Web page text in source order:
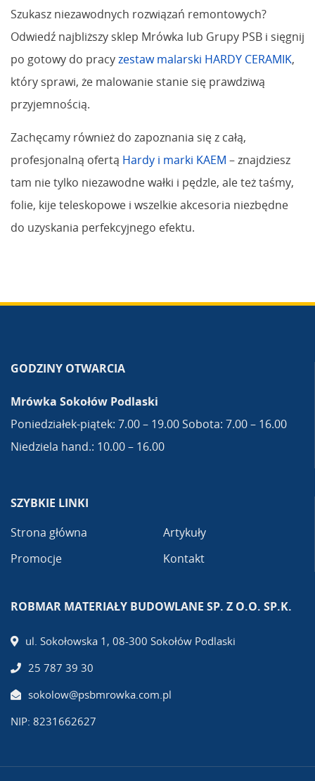
Szukasz niezawodnych rozwiązań remontowych?
Odwiedź najbliższy sklep Mrówka lub Grupy PSB i sięgnij
po gotowy do pracyzestaw malarski HARDY CERAMIK,
który sprawi, że malowanie stanie się prawdziwą
przyjemnością.
Zachęcamy również do zapoznania się z całą,
profesjonalną ofertą Hardy i marki KAEM – znajdziesz
tam nie tylko niezawodne wałki i pędzle, ale też taśmy,
folie, kije teleskopowe i wszelkie akcesoria niezbędne
do uzyskania perfekcyjnego efektu.
GODZINY OTWARCIA
Mrówka Sokołów Podlaski
Poniedziałek-piątek: 7.00 – 19.00 Sobota: 7.00 – 16.00
Niedziela hand.: 10.00 – 16.00
SZYBKIE LINKI
Strona główna
Promocje
Artykuły
Kontakt
ROBMAR MATERIAŁY BUDOWLANE SP. Z O.O. SP.K.
ul. Sokołowska 1, 08-300 Sokołów Podlaski
25 787 39 30
sokolow@psbmrowka.com.pl
NIP: 8231662627